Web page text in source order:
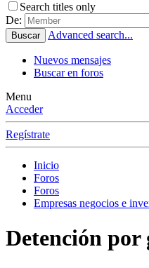
Search titles only
De:
Buscar Advanced search...
Nuevos mensajes
Buscar en foros
Menu
Acceder
Regístrate
Inicio
Foros
Foros
Empresas negocios e
Detención